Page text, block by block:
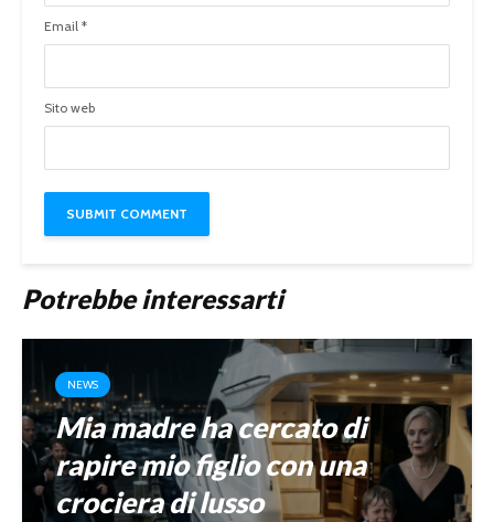
Email *
Sito web
Potrebbe interessarti
NEWS
Mia madre ha cercato di
rapire mio figlio con una
crociera di lusso